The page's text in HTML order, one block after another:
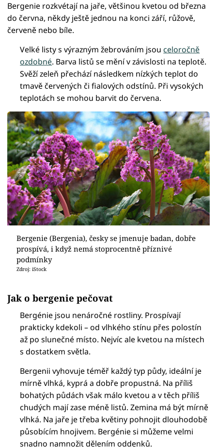
Bergenie rozkvétají na jaře, většinou kvetou od března
do června, někdy ještě jednou na konci září, růžově,
červeně nebo bíle.
Velké listy s výrazným žebrováním jsou celoročně
ozdobné. Barva listů se mění v závislosti na teplotě.
Svěží zeleň přechází následkem nízkých teplot do
tmavě červených či fialových odstínů. Při vysokých
teplotách se mohou barvit do červena.
Bergenie (Bergenia), česky se jmenuje badan, dobře
prospívá, i když nemá stoprocentně příznivé
podmínky
Zdroj: iStock
Jak o bergenie pečovat
Bergénie jsou nenáročné rostliny. Prospívají
prakticky kdekoli – od vlhkého stínu přes polostín
až po slunečné místo. Nejvíc ale kvetou na místech
s dostatkem světla.
Bergenii vyhovuje téměř každý typ půdy, ideální je
mírně vlhká, kyprá a dobře propustná. Na příliš
bohatých půdách však málo kvetou a v těch příliš
chudých mají zase méně listů. Zemina má být mírně
vlhká. Na jaře je třeba květiny pohnojit dlouhodobě
působícím hnojivem. Bergénie si můžeme velmi
snadno namnožit dělením oddenků.